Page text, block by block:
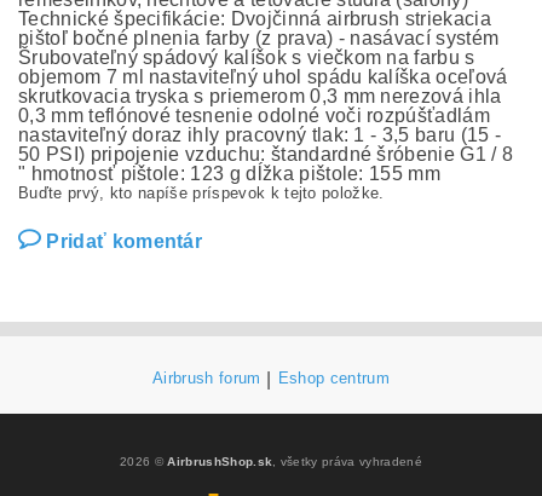
Technické špecifikácie: Dvojčinná airbrush striekacia
pištoľ bočné plnenia farby (z prava) - nasávací systém
Šrubovateľný spádový kalíšok s viečkom na farbu s
objemom 7 ml nastaviteľný uhol spádu kalíška oceľová
skrutkovacia tryska s priemerom 0,3 mm nerezová ihla
0,3 mm teflónové tesnenie odolné voči rozpúšťadlám
nastaviteľný doraz ihly pracovný tlak: 1 - 3,5 baru (15 -
50 PSI) pripojenie vzduchu: štandardné šróbenie G1 / 8
" hmotnosť pištole: 123 g dĺžka pištole: 155 mm
Buďte prvý, kto napíše príspevok k tejto položke.
Pridať komentár
Airbrush forum Eshop centrum
2026 ©AirbrushShop.sk , všetky práva vyhradené